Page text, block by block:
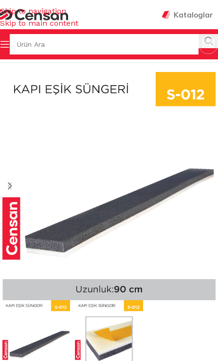
Skip to navigation
Skip to main content
Kataloglar
TELLERİ KAPI PENCERE SÜNGERLERİ & BANTLARI